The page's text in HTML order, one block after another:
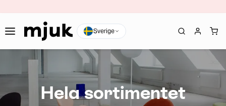
Sverige
Hela sortimentet